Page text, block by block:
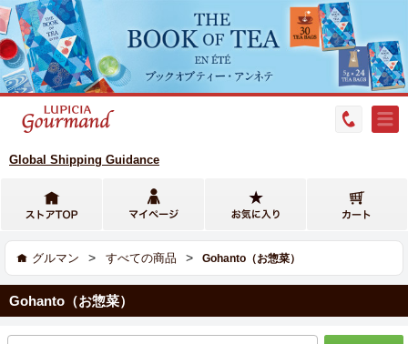
Global Shipping Guidance
グルマン > すべての商品 > Gohanto（お惣菜）
Gohanto（お惣菜）